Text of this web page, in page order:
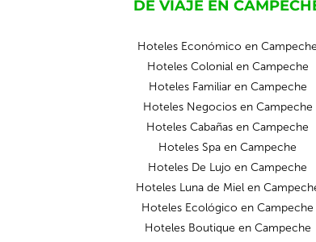
DE VIAJE EN
Hoteles Económico en Campeche
Hoteles Colonial en Campeche
Hoteles Familiar en Campeche
Hoteles Negocios en Campeche
Hoteles Cabañas en Campeche
Hoteles Spa en Campeche
Hoteles De Lujo en Campeche
Hoteles Luna de Miel en
Hoteles Ecológico en Campeche
Hoteles Boutique en Campeche